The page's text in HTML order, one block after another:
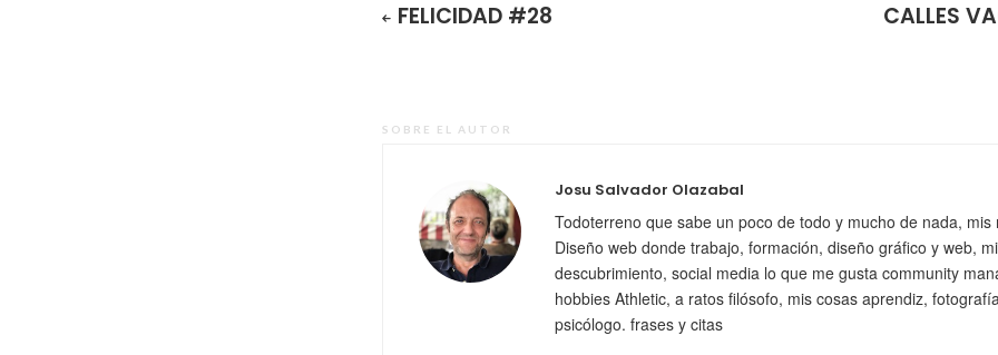
FELICIDAD #28 CALLES
SOBRE EL AUTOR
Josu Salvador Olazabal
Todoterreno que sabe un poco de todo y mucho de nada, mis
Diseño web donde trabajo, formación, diseño gráfico y web, mi
descubrimiento, social media lo que me gusta community
hobbies Athletic, a ratos filósofo, mis cosas aprendiz,
psicólogo. frases y citas